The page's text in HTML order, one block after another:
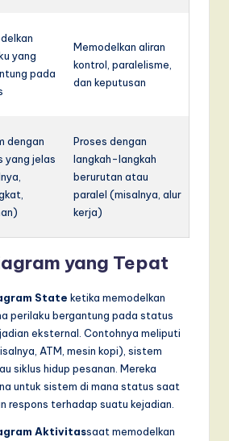
yang
pada
Memodelkan aliran
kontrol, paralelisme,
dan keputusan
dengan
yang jelas
Proses dengan
langkah-langkah
berurutan atau
paralel (misalnya, alur
kerja)
yang Tepat
State ketika memodelkan
perilaku bergantung pada status
eksternal. Contohnya meliputi
ATM, mesin kopi), sistem
siklus hidup pesanan. Mereka
untuk sistem di mana status saat
respons terhadap suatu kejadian.
Aktivitassaat memodelkan